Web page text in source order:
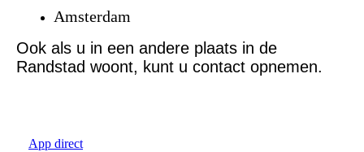
Amsterdam
Ook als u in een andere plaats in de
Randstad woont, kunt u contact opnemen.
App direct